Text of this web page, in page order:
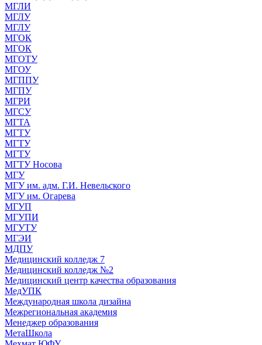
МГЛИ
МГЛУ
МГЛУ
МГОК
МГОК
МГОТУ
МГОУ
МГППУ
МГПУ
МГРИ
МГСУ
МГТА
МГТУ
МГТУ
МГТУ
МГТУ Носова
МГУ
МГУ им. адм. Г.И. Невельского
МГУ им. Огарева
МГУП
МГУПИ
МГУТУ
МГЭИ
МДПУ
Медицинский колледж 7
Медицинский колледж №2
Медицинский центр качества образования
МедУПК
Международная школа дизайна
Межрегиональная академия
Менеджер образования
МетаШкола